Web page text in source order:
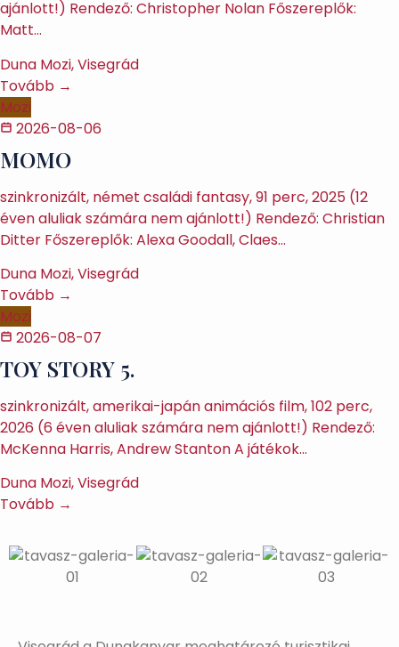
ajánlott!) Rendező: Christopher Nolan Főszereplők:
Matt…
Duna Mozi, Visegrád
Tovább →
Mozi
2026-08-06
MOMO
szinkronizált, német családi fantasy, 91 perc, 2025 (12
éven aluliak számára nem ajánlott!) Rendező: Christian
Ditter Főszereplők: Alexa Goodall, Claes…
Duna Mozi, Visegrád
Tovább →
Mozi
2026-08-07
TOY STORY 5.
szinkronizált, amerikai-japán animációs film, 102 perc,
2026 (6 éven aluliak számára nem ajánlott!) Rendező:
McKenna Harris, Andrew Stanton A játékok…
Duna Mozi, Visegrád
Tovább →